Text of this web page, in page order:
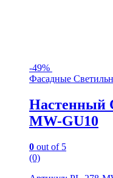
-49%
Фасадные
Настенный
MW-GU10
0 out of 5
(0)